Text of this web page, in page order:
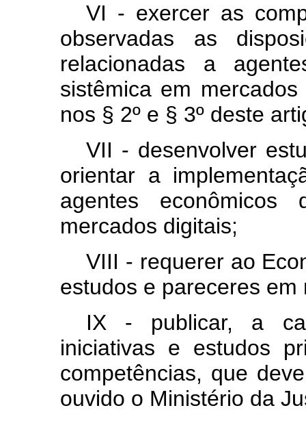
VI - exercer as
observadas as
relacionadas a
sistêmica em
nos § 2º e § 3º deste
VII - desenvolver
orientar a
agentes econômicos
mercados digitais;
VIII - requerer ao
estudos e pareceres
IX - publicar, a
iniciativas e estudos
competências, que
ouvido o Ministério da